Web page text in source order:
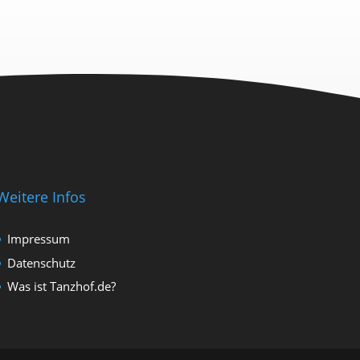
Infos
Impressum
Datenschutz
Was ist Tanzhof.de?